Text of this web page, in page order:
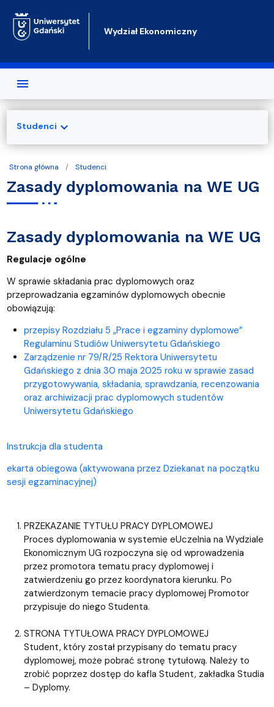
Wydział Ekonomiczny
Strona główna Studenci
Zasady dyplomowania na WE UG
Zasady dyplomowania na WE UG
Regulacje ogólne
W sprawie składania prac dyplomowych oraz
przeprowadzania egzaminów dyplomowych obecnie
obowiązują:
przepisy Rozdziału 5 „Prace i egzaminy dyplomowe”
Regulaminu Studiów Uniwersytetu Gdańskiego
Zarządzenie nr 79/R/25 Rektora Uniwersytetu
Gdańskiego z dnia 30 maja 2025 roku w sprawie zasad
przygotowywania, składania, sprawdzania, recenzowania
oraz archiwizacji prac dyplomowych studentów
Uniwersytetu Gdańskiego
Instrukcja dla studenta
ekarta obiegowa (aktywowana przez Dziekanat na początku
sesji egzaminacyjnej)
PRZEKAZANIE TYTUŁU PRACY DYPLOMOWEJ
Proces dyplomowania w systemie eUczelnia na Wydziale
Ekonomicznym UG rozpoczyna się od wprowadzenia
przez promotora tematu pracy dyplomowej i
zatwierdzeniu go przez koordynatora kierunku. Po
zatwierdzonym temacie pracy dyplomowej Promotor
przypisuje do niego Studenta.
STRONA TYTUŁOWA PRACY DYPLOMOWEJ
Student, który został przypisany do tematu pracy
dyplomowej, może pobrać stronę tytułową. Należy to
zrobić poprzez dostęp do kafla Student, zakładka Studia
– Dyplomy.
Studenci expand_more